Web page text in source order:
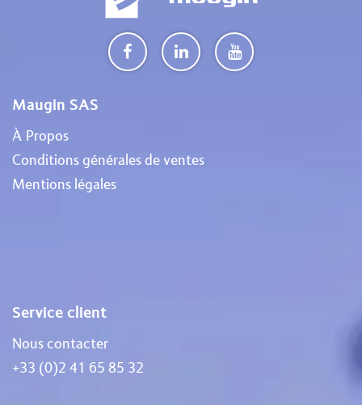
Maugin SAS
À Propos
Conditions générales de ventes
Mentions légales
Service client
Nous contacter
+33 (0)2 41 65 85 32